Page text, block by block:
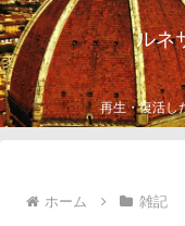
ルネ
再生・復活し
ホーム 雑記